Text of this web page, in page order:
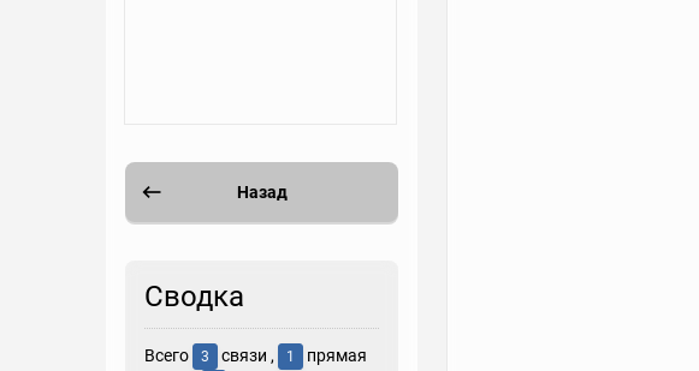
Назад
Сводка
Всего 3 связи , 1
прямая